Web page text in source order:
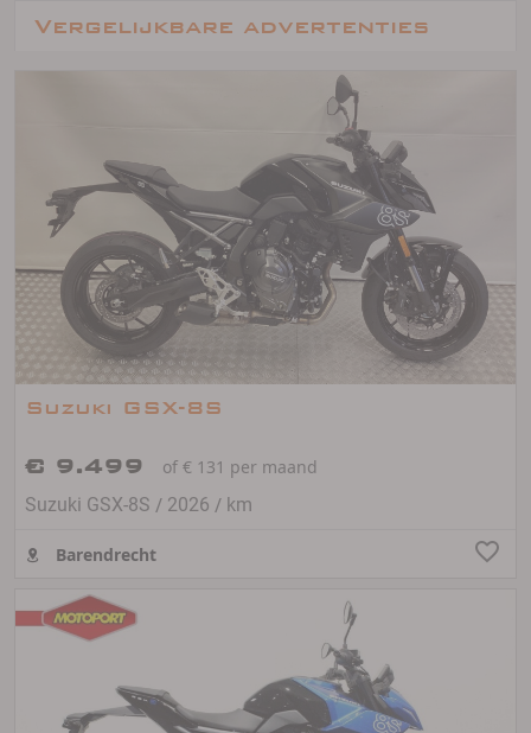
Vergelijkbare advertenties
Suzuki GSX-8S
€ 9.499
of € 131 per maand
Suzuki GSX-8S / 2026 / km
Barendrecht